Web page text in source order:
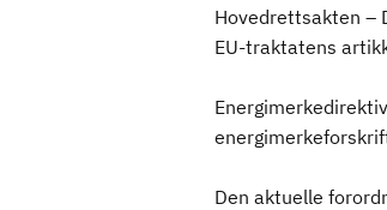
Hovedrettsakten –
EU-traktatens
Den aktuelle